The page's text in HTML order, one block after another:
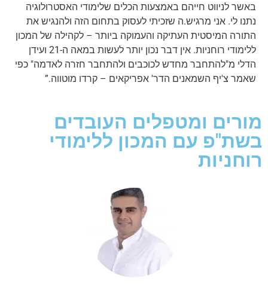
באשר לניווט חייהם באמצעות הכלים שלימודי האסטרולוגיה
נתנו לי. אני מרגיש.ה שזכיתי לעסוק בתחום הזה ולהנגיש את
התורה המיסטית העתיקה והעמוקה ביותר – לקהילה של המכון
ללימודי רוחניות. אין דבר נכון יותר לעשות במאה ה-21 ועידן
הדלי מ"להתחבר מחדש לכוכבים ולהתחבר חזרה לאדמה" כפי
שאמר צ'יף השמאנים הדר' אפריקאים – קרדו מוטווה.”
מורים ומטפלים העובדים
בשת"פ עם המכון ללימודי
רוחניות